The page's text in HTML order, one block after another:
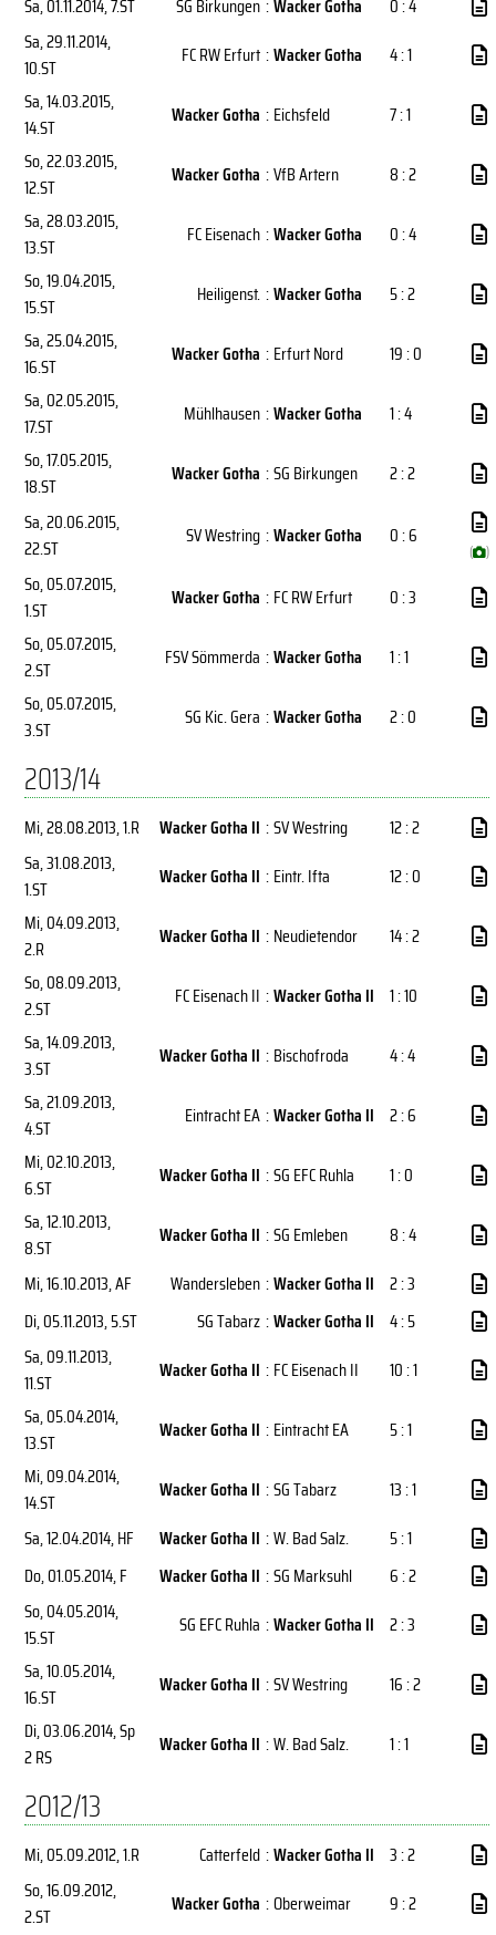
Sa, 01.11.2014, 7.ST SG Birkungen :Wacker Gotha
0 : 4
Sa, 29.11.2014,
10.ST
FC RW Erfurt :Wacker Gotha
4 : 1
Sa, 14.03.2015,
14.ST
Wacker Gotha : Eichsfeld
7 : 1
So, 22.03.2015,
12.ST
Wacker Gotha :VfB Artern
8 : 2
Sa, 28.03.2015,
13.ST
FC Eisenach :Wacker Gotha
0 : 4
So, 19.04.2015,
15.ST
Heiligenst. :Wacker Gotha
5 : 2
Sa, 25.04.2015,
16.ST
Wacker Gotha : Erfurt Nord
19 : 0
Sa, 02.05.2015,
17.ST
Mühlhausen :Wacker Gotha
1 : 4
So, 17.05.2015,
18.ST
Wacker Gotha :SG Birkungen
2 : 2
Sa, 20.06.2015,
22.ST
SV Westring :Wacker Gotha 0 : 6
( )
So, 05.07.2015,
1.ST
Wacker Gotha : FC RW Erfurt
0 : 3
So, 05.07.2015,
2.ST
FSV Sömmerda :Wacker Gotha
1 : 1
So, 05.07.2015,
3.ST
SG Kic. Gera :Wacker Gotha 2 : 0
2013/14
Mi, 28.08.2013, 1.R Wacker Gotha II :SV Westring
12 : 2
Sa, 31.08.2013,
1.ST
Wacker Gotha II : Eintr. Ifta
12 : 0
Mi, 04.09.2013,
2.R
Wacker Gotha II : Neudietendor
14 : 2
So, 08.09.2013,
2.ST
FC Eisenach II :Wacker Gotha II 1 : 10
Sa, 14.09.2013,
3.ST
Wacker Gotha II : Bischofroda
4 : 4
Sa, 21.09.2013,
4.ST
Eintracht EA :Wacker Gotha II 2 : 6
Mi, 02.10.2013,
6.ST
Wacker Gotha II :SG EFC Ruhla
1 : 0
Sa, 12.10.2013,
8.ST
Wacker Gotha II :SG Emleben
8 : 4
Mi, 16.10.2013, AF Wandersleben :Wacker Gotha II 2 : 3
Di, 05.11.2013, 5.ST SG Tabarz :Wacker Gotha II 4 : 5
Sa, 09.11.2013,
11.ST
Wacker Gotha II : FC Eisenach II
10 : 1
Sa, 05.04.2014,
13.ST
Wacker Gotha II : Eintracht EA
5 : 1
Mi, 09.04.2014,
14.ST
Wacker Gotha II :SG Tabarz
13 : 1
Sa, 12.04.2014, HF Wacker Gotha II :W. Bad Salz.
5 : 1
Do, 01.05.2014, F Wacker Gotha II :SG Marksuhl
6 : 2
So, 04.05.2014,
15.ST
SG EFC Ruhla :Wacker Gotha II 2 : 3
Sa, 10.05.2014,
16.ST
Wacker Gotha II :SV Westring
16 : 2
Di, 03.06.2014, Sp
2 RS
Wacker Gotha II :W. Bad Salz. 1 : 1
2012/13
Mi, 05.09.2012, 1.R Catterfeld :Wacker Gotha II 3 : 2
So, 16.09.2012,
2.ST
Wacker Gotha :Oberweimar
9 : 2